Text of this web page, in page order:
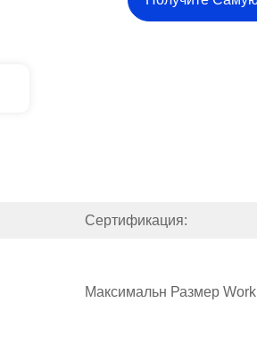
Сертификация:
Максимальн Размер